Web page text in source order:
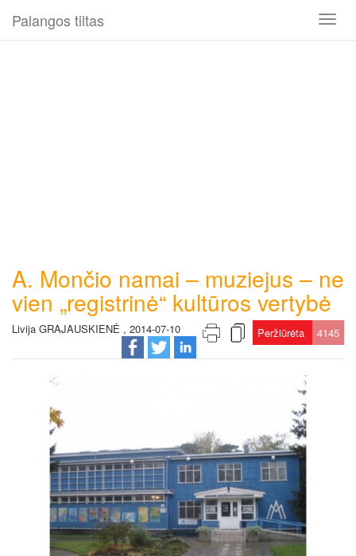
Toggle
Palangos tiltas
A. Mončio namai – muziejus – ne
vien „registrinė“ kultūros vertybė
Livija GRAJAUSKIENĖ , 2014-07-10 Peržiūrėta 4145